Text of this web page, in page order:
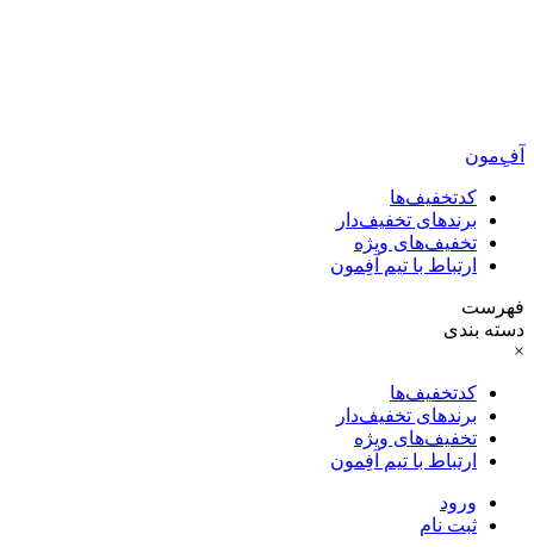
آفِ‌مون
کدتخفیف‌ها
برندهای تخفیف‌دار
تخفیف‌های ویژه
ارتباط با تیم آفِمون
فهرست
دسته بندی
×
کدتخفیف‌ها
برندهای تخفیف‌دار
تخفیف‌های ویژه
ارتباط با تیم آفِمون
ورود
ثبت نام